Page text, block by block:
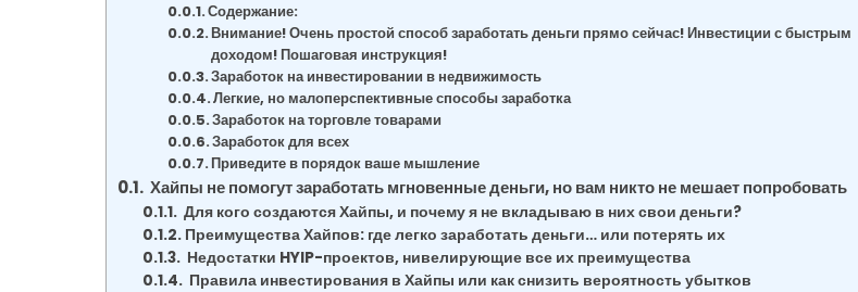
Содержание:
Внимание! Очень простой способ заработать деньги прямо сейчас! Инвестиции с быстрым
доходом! Пошаговая инструкция!
Заработок на инвестировании в недвижимость
Легкие, но малоперспективные способы заработка
Заработок на торговле товарами
Заработок для всех
Приведите в порядок ваше мышление
Хайпы не помогут заработать мгновенные деньги, но вам никто не мешает попробовать
Для кого создаются Хайпы, и почему я не вкладываю в них свои деньги?
Преимущества Хайпов: где легко заработать деньги… или потерять их
Недостатки HYIP-проектов, нивелирующие все их преимущества
Правила инвестирования в Хайпы или как снизить вероятность убытков